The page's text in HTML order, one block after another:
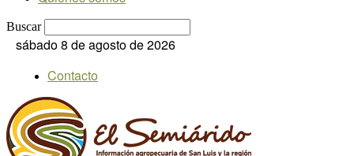
Buscar
sábado 8 de agosto de 2026
Contacto